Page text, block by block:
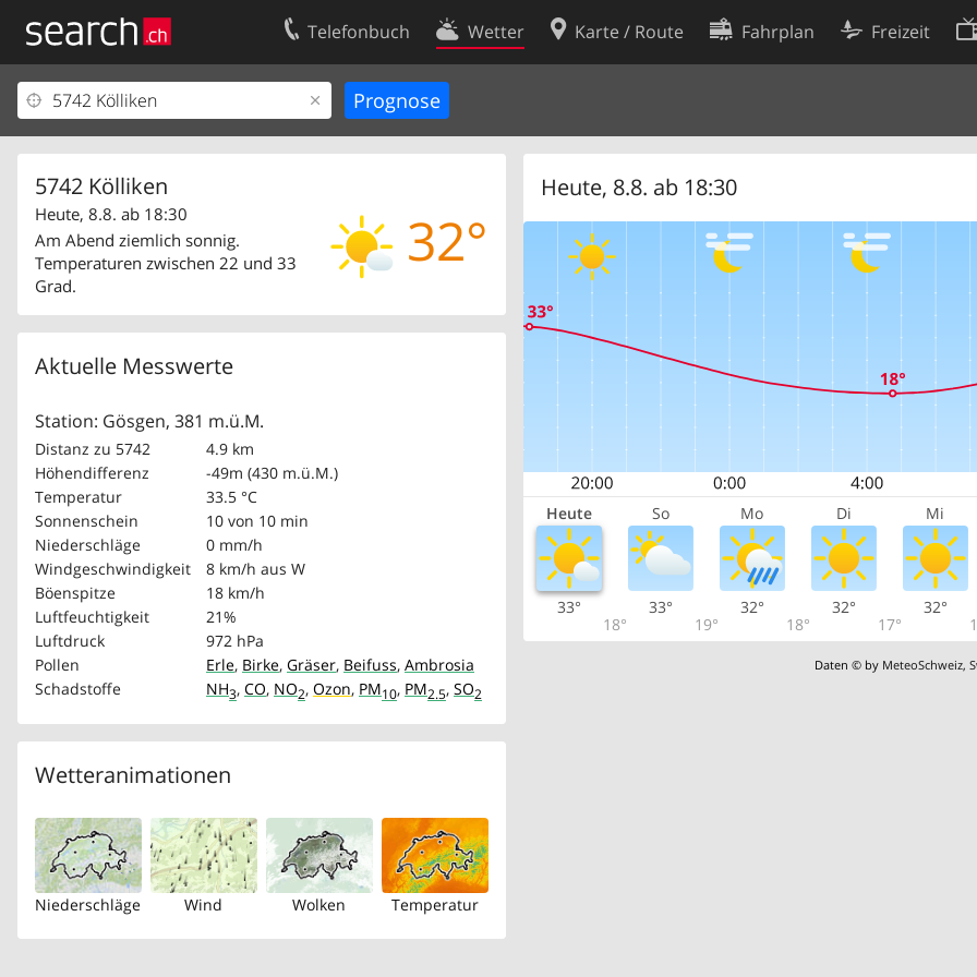
Telefonbuch Wetter Karte / Route Fahrplan Freizeit
5742 Kölliken
32°
Heute, 8.8. ab 18:30
Am Abend ziemlich sonnig.
Temperaturen zwischen 22 und 33
Grad.
Aktuelle Messwerte
Station: Gösgen, 381 m.ü.M.
Distanz zu 5742
4.9 km
Höhendifferenz
-49m (430 m.ü.M.)
Temperatur
33.5 °C
Sonnenschein
10 von 10 min
Niederschläge
0 mm/h
Windgeschwindigkeit
8 km/h aus W
Böenspitze
18 km/h
Luftfeuchtigkeit
21%
Luftdruck
972 hPa
Pollen
Erle, Birke, Gräser, Beifuss, Ambrosia
Schadstoffe
NH3, CO, NO2, Ozon, PM10, PM2.5, SO2
Wetteranimationen
Niederschläge Wind Wolken Temperatur
Heute, 8.8. ab 18:30
Heute So Mo Di Mi
33°
18°
33°
19°
32°
18°
32°
17°
32°
Daten © by MeteoSchweiz,
Ihr Eintrag
Kundencenter Geschäftskunden
Kontakt
Nutzungsbedingungen
Cookie-Einstellungen